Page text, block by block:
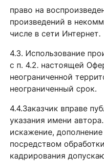
право на
произведений в
числе в сети Интернет.
4.3. Использование
с п. 4.2. настоящей
неограниченной
неограниченный срок.
4.4.Заказчик вправе
указания имени
искажение,
посредством
кадрирования